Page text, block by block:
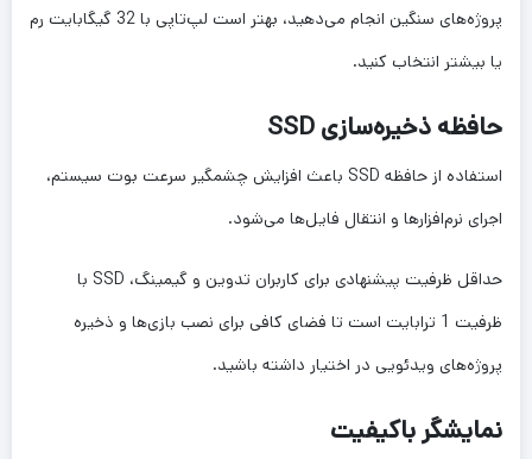
پروژه‌های سنگین انجام می‌دهید، بهتر است لپ‌تاپی با 32 گیگابایت رم
یا بیشتر انتخاب کنید.
حافظه ذخیره‌سازی SSD
استفاده از حافظه SSD باعث افزایش چشمگیر سرعت بوت سیستم،
اجرای نرم‌افزارها و انتقال فایل‌ها می‌شود.
حداقل ظرفیت پیشنهادی برای کاربران تدوین و گیمینگ، SSD با
ظرفیت 1 ترابایت است تا فضای کافی برای نصب بازی‌ها و ذخیره
پروژه‌های ویدئویی در اختیار داشته باشید.
نمایشگر باکیفیت